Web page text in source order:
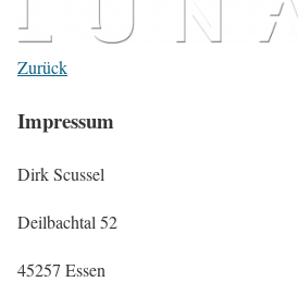
Zurück
Impressum
Dirk Scussel
Deilbachtal 52
45257 Essen